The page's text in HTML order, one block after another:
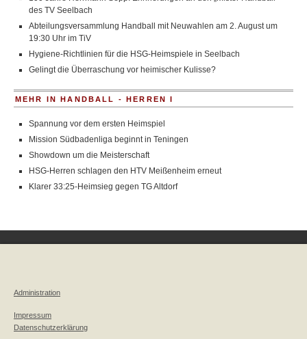
des TV Seelbach
Abteilungsversammlung Handball mit Neuwahlen am 2. August um
19:30 Uhr im TiV
Hygiene-Richtlinien für die HSG-Heimspiele in Seelbach
Gelingt die Überraschung vor heimischer Kulisse?
MEHR IN HANDBALL - HERREN I
Spannung vor dem ersten Heimspiel
Mission Südbadenliga beginnt in Teningen
Showdown um die Meisterschaft
HSG-Herren schlagen den HTV Meißenheim erneut
Klarer 33:25-Heimsieg gegen TG Altdorf
Administration
Impressum
Datenschutzerklärung